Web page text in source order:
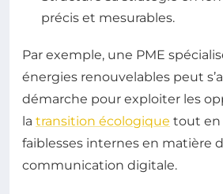
précis et mesurables.
Par exemple, une PME
énergies renouvelables peut
démarche pour exploiter les
la transition écologique tout en
faiblesses internes en matière
communication digitale.